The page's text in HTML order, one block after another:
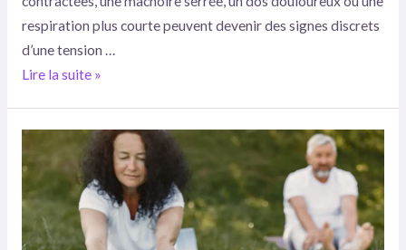
respiration plus courte peuvent devenir des signes discrets
d’une tension …
Lire la suite »
bien-
être
:
comment